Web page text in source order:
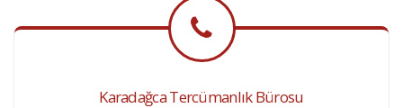
Karadağca Tercümanlık Bürosu